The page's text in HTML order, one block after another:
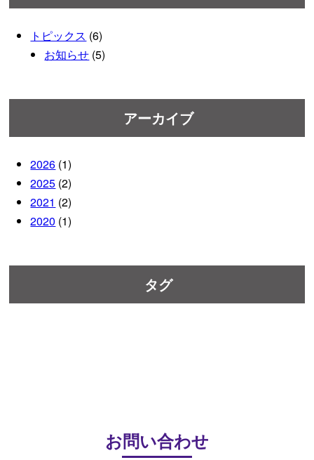
トピックス (6)
お知らせ (5)
アーカイブ
2026 (1)
2025 (2)
2021 (2)
2020 (1)
タグ
お問い合わせ